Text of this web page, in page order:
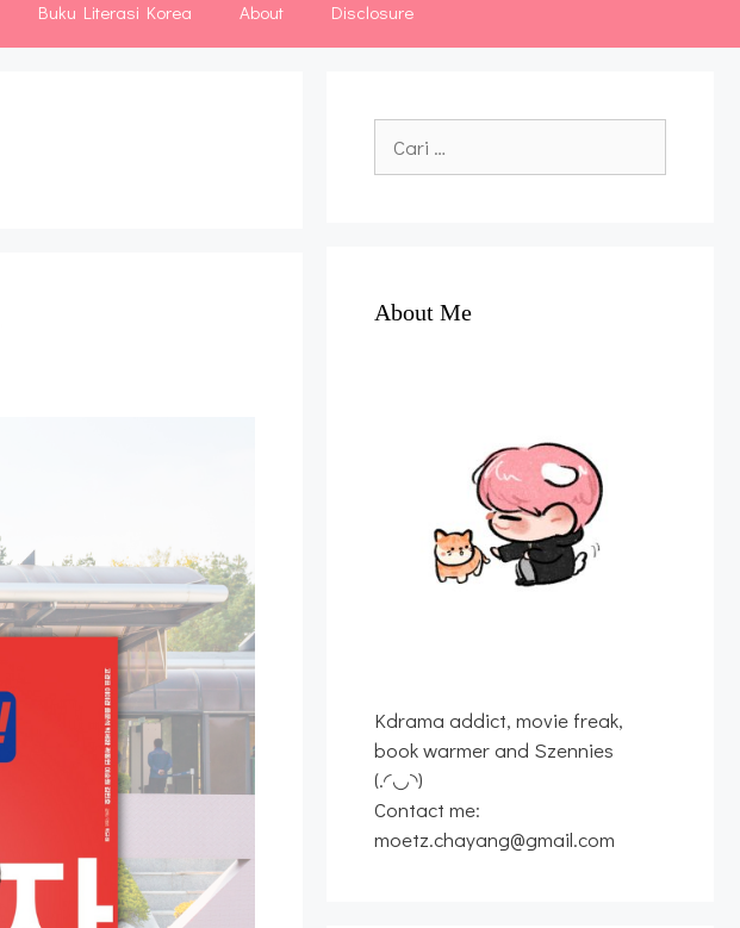
Buku Literasi Korea About Disclosure
untuk:
About Me
Kdrama addict, movie freak,
book warmer and Szennies
(.◜◡◝)
Contact me:
moetz.chayang@gmail.com